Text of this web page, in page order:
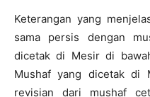
Keterangan yang
sama persis dengan
dicetak di Mesir di
Mushaf yang dicetak di
revisian dari mushaf